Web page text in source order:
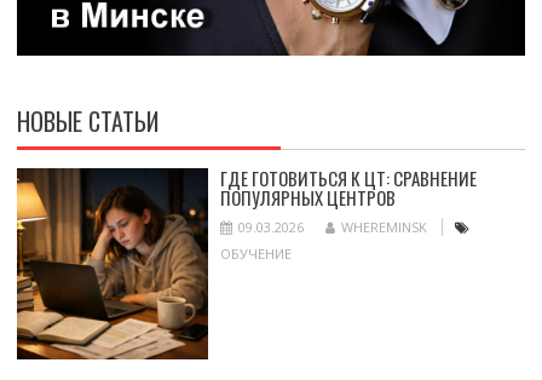
НОВЫЕ СТАТЬИ
ГДЕ ГОТОВИТЬСЯ К ЦТ: СРАВНЕНИЕ
ПОПУЛЯРНЫХ ЦЕНТРОВ
09.03.2026
WHEREMINSK
ОБУЧЕНИЕ